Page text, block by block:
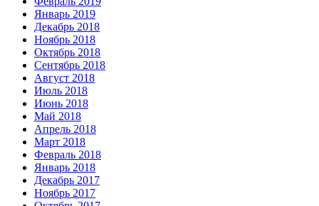
Январь 2019
Декабрь 2018
Ноябрь 2018
Октябрь 2018
Сентябрь 2018
Август 2018
Июль 2018
Июнь 2018
Май 2018
Апрель 2018
Март 2018
Февраль 2018
Январь 2018
Декабрь 2017
Ноябрь 2017